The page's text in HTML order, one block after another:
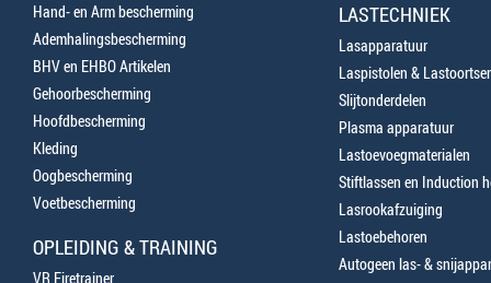
Hand- en Arm bescherming
Ademhalingsbescherming
BHV en EHBO Artikelen
Gehoorbescherming
Hoofdbescherming
Kleding
Oogbescherming
Voetbescherming
OPLEIDING & TRAINING
VR Firetrainer
LASTECHNIEK
Lasapparatuur
Laspistolen &
Slijtonderdelen
Plasma apparatuur
Lastoevoegmaterialen
Stiftlassen en Induction
Lasrookafzuiging
Lastoebehoren
Autogeen las- &